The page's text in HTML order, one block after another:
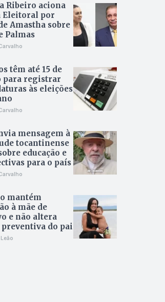
Ribeiro aciona
Eleitoral por
Amastha sobre
Palmas
têm até 15 de
para registrar
às eleições
mensagem à
tocantinense
educação e
para o país
mantém
à mãe de
e não altera
do pai